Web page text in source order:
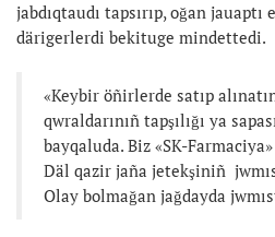
jabdıqtaudı tapsırıp, oğan
därigerlerdi bekituge mindettedi.
«Keybir öñirlerde satıp
qwraldarınıñ tapşılığı ya
bayqaluda. Biz «SK-Farmaciya»
Däl qazir jaña jetekşiniñ
Olay bolmağan jağdayda